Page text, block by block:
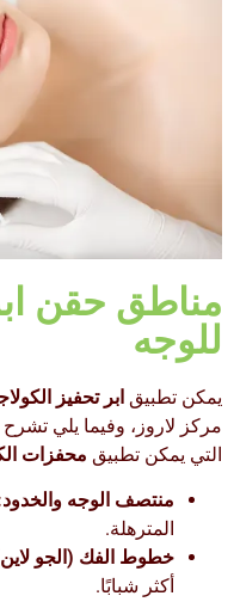
مناطق حقن
للوجه
يمكن تطبيق ابر تحفيز
مركز لاروز، وفيما يلي
التي يمكن تطبيق محفزات
منتصف الوجه
المترهلة.
خطوط الفك (الجو
أكثر شبابًا.